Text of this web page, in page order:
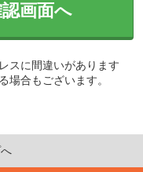
画面へ
スに間違いがあります
場合もございます。